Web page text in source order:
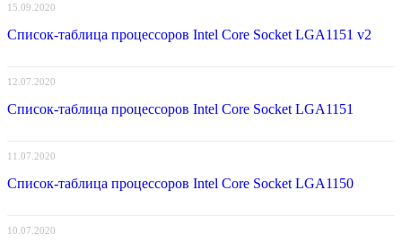
15.09.2020
Список-таблица процессоров Intel Core Socket LGA1151 v2
12.07.2020
Список-таблица процессоров Intel Core Socket LGA1151
11.07.2020
Список-таблица процессоров Intel Core Socket LGA1150
10.07.2020